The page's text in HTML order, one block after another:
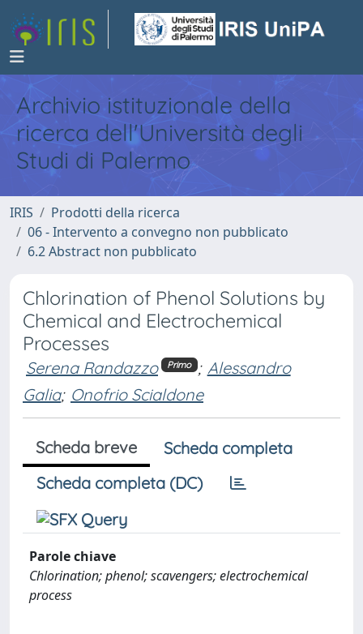
Archivio istituzionale della
ricerca dell'Università degli
Studi di Palermo
IRIS
Prodotti della ricerca
06 - Intervento a convegno non pubblicato
6.2 Abstract non pubblicato
Chlorination of Phenol Solutions by
Chemical and Electrochemical
Processes
Serena Randazzo Primo ; Alessandro
Galia; Onofrio Scialdone
Scheda breve
Scheda completa
Scheda completa (DC)
Parole chiave
Chlorination; phenol; scavengers; electrochemical
process